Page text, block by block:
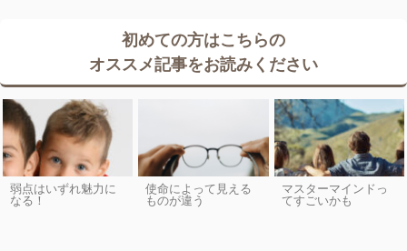
初めての方はこちらの
オススメ記事をお読みください
弱点はいずれ魅力に
なる！
使命によって見える
ものが違う
マスターマインドっ
てすごいかも